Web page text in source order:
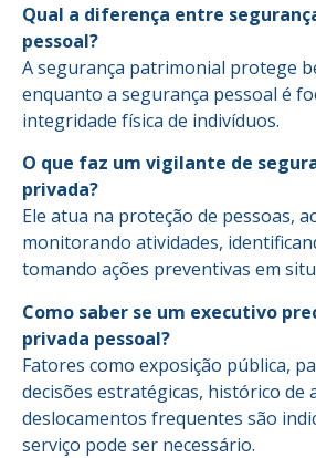
Qual a diferença entre
pessoal?
A segurança patrimonial protege
enquanto a segurança pessoal é
integridade física de indivíduos.
O que faz um vigilante de
privada?
Ele atua na proteção de pessoas,
monitorando atividades,
tomando ações preventivas em
Como saber se um executivo
privada pessoal?
Fatores como exposição pública,
decisões estratégicas, histórico de
deslocamentos frequentes são
serviço pode ser necessário.